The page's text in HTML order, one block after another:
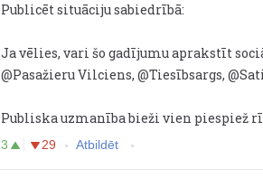
Publicēt situāciju sabiedrībā:
Ja vēlies, vari šo gadījumu aprakstīt
@Pasažieru Vilciens, @Tiesībsargs,
Publiska uzmanība bieži vien piespiež
3 29 Atbildēt